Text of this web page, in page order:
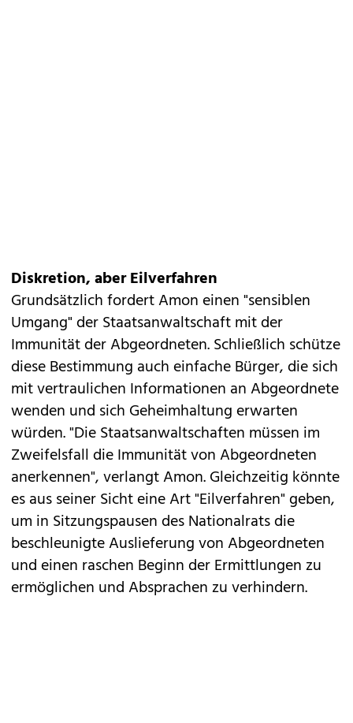
Diskretion, aber Eilverfahren
Grundsätzlich fordert Amon einen "sensiblen
Umgang" der Staatsanwaltschaft mit der
Immunität der Abgeordneten. Schließlich schütze
diese Bestimmung auch einfache Bürger, die sich
mit vertraulichen Informationen an Abgeordnete
wenden und sich Geheimhaltung erwarten
würden. "Die Staatsanwaltschaften müssen im
Zweifelsfall die Immunität von Abgeordneten
anerkennen", verlangt Amon. Gleichzeitig könnte
es aus seiner Sicht eine Art "Eilverfahren" geben,
um in Sitzungspausen des Nationalrats die
beschleunigte Auslieferung von Abgeordneten
und einen raschen Beginn der Ermittlungen zu
ermöglichen und Absprachen zu verhindern.